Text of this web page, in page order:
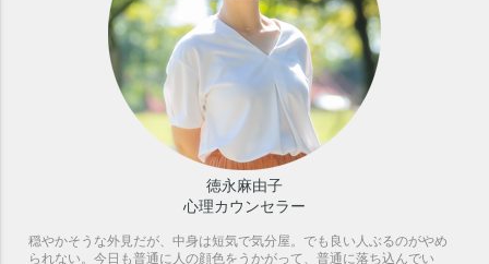
徳永麻由子
心理カウンセラー
穏やかそうな外見だが、中身は短気で気分屋。でも良い人ぶるのがやめ
られない。今日も普通に人の顔色をうかがって、普通に落ち込んでい